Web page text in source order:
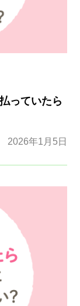
っていたら
2026年1月5日